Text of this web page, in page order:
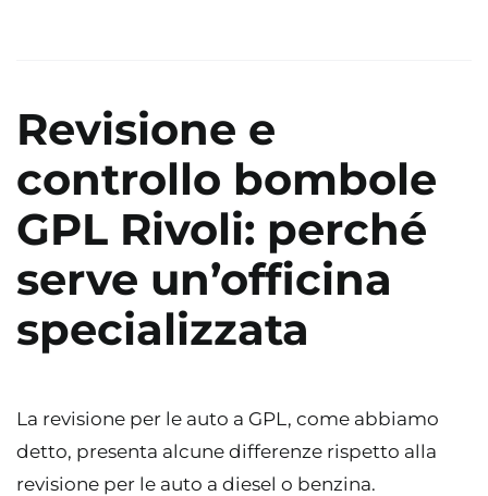
Revisione e
controllo bombole
GPL Rivoli: perché
serve un’officina
specializzata
La revisione per le auto a GPL, come abbiamo
detto, presenta alcune differenze rispetto alla
revisione per le auto a diesel o benzina.